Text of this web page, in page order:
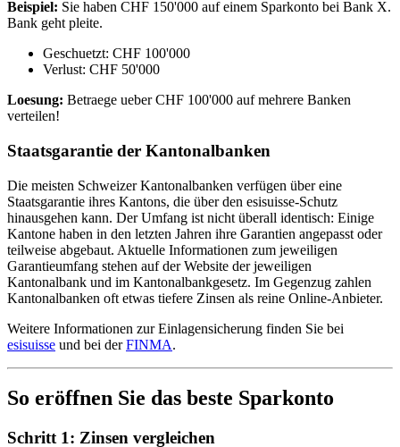
Beispiel: Sie haben CHF 150'000 auf einem Sparkonto bei Bank X.
Bank geht pleite.
Geschuetzt: CHF 100'000
Verlust: CHF 50'000
Loesung: Betraege ueber CHF 100'000 auf mehrere Banken
verteilen!
Staatsgarantie der Kantonalbanken
Die meisten Schweizer Kantonalbanken verfügen über eine
Staatsgarantie ihres Kantons, die über den esisuisse-Schutz
hinausgehen kann. Der Umfang ist nicht überall identisch: Einige
Kantone haben in den letzten Jahren ihre Garantien angepasst oder
teilweise abgebaut. Aktuelle Informationen zum jeweiligen
Garantieumfang stehen auf der Website der jeweiligen
Kantonalbank und im Kantonalbankgesetz. Im Gegenzug zahlen
Kantonalbanken oft etwas tiefere Zinsen als reine Online-Anbieter.
Weitere Informationen zur Einlagensicherung finden Sie bei
esisuisse und bei derFINMA.
So eröffnen Sie das beste Sparkonto
Schritt 1: Zinsen vergleichen